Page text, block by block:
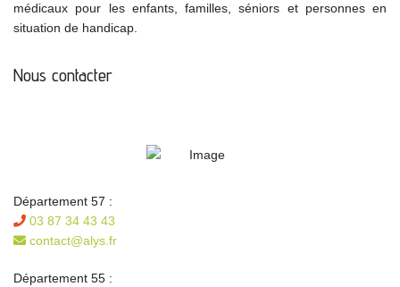
médicaux pour les enfants, familles, séniors et personnes en
situation de handicap.
Nous contacter
Département 57 :
03 87 34 43 43
contact@alys.fr
Département 55 :